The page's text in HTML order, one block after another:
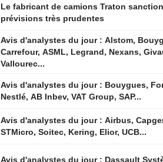
Le fabricant de camions Traton
prévisions très prudentes
Avis d'analystes du jour : Alstom,
Carrefour, ASML, Legrand, Nexans,
Vallourec...
Avis d'analystes du jour : Bouygues,
Nestlé, AB Inbev, VAT Group, SAP...
Avis d'analystes du jour : Airbus,
STMicro, Soitec, Kering, Elior, UCB...
Avis d'analystes du jour : Dassault